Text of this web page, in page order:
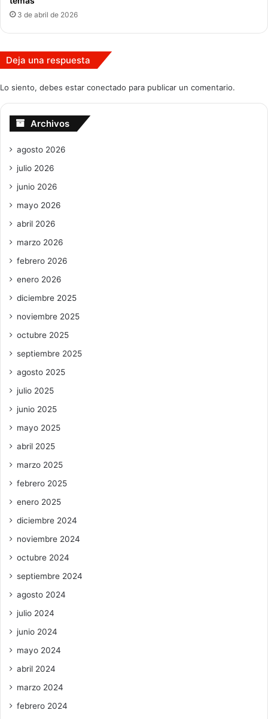
3 de abril de 2026
Deja una respuesta
Lo siento, debes estar conectado para publicar un comentario.
Archivos
agosto 2026
julio 2026
junio 2026
mayo 2026
abril 2026
marzo 2026
febrero 2026
enero 2026
diciembre 2025
noviembre 2025
octubre 2025
septiembre 2025
agosto 2025
julio 2025
junio 2025
mayo 2025
abril 2025
marzo 2025
febrero 2025
enero 2025
diciembre 2024
noviembre 2024
octubre 2024
septiembre 2024
agosto 2024
julio 2024
junio 2024
mayo 2024
abril 2024
marzo 2024
febrero 2024